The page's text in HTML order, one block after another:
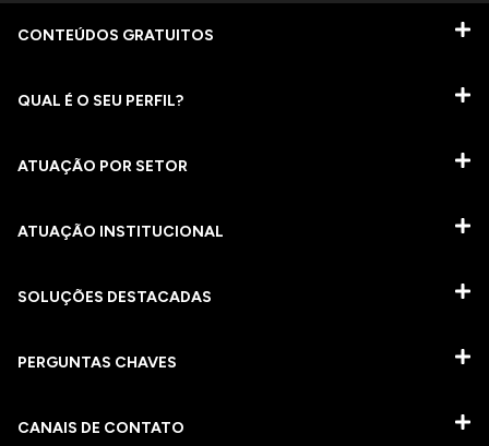
CONTEÚDOS GRATUITOS
QUAL É O SEU PERFIL?
ATUAÇÃO POR SETOR
ATUAÇÃO INSTITUCIONAL
SOLUÇÕES DESTACADAS
PERGUNTAS CHAVES​
CANAIS DE CONTATO